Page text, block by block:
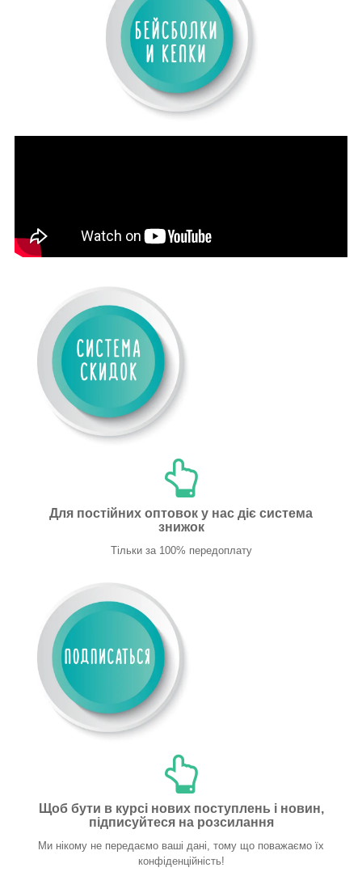
Для постійних оптовок у нас діє система
знижок
Тільки за 100% передоплату
Щоб бути в курсі нових поступлень і новин,
підписуйтеся на розсилання
Ми нікому не передаємо ваші дані, тому що поважаємо їх
конфіденційність!